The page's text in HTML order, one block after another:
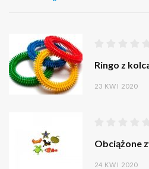
Ringo z
23 KWI 2020
Obciążone
24 KWI 2020